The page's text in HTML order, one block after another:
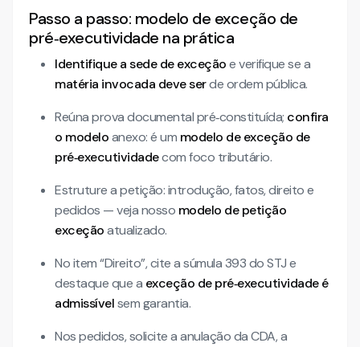
Passo a passo: modelo de exceção de
pré‑executividade na prática
Identifique a sede de exceçãoe verifique se a
matéria invocada deve serde ordem pública.
Reúna prova documental pré‑constituída; confira
o modeloanexo: é um modelo de exceção de
pré‑executividadecom foco tributário.
Estruture a petição: introdução, fatos, direito e
pedidos — veja nosso modelo de petição
exceçãoatualizado.
No item “Direito”, cite a súmula 393 do STJ e
destaque que a exceção de pré‑executividade é
admissívelsem garantia.
Nos pedidos, solicite a anulação da CDA, a